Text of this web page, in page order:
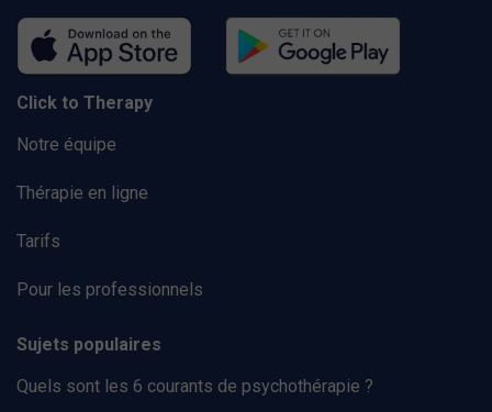
Click to Therapy
Notre équipe
Thérapie en ligne
Tarifs
Pour les professionnels
Sujets populaires
Quels sont les 6 courants de psychothérapie ?